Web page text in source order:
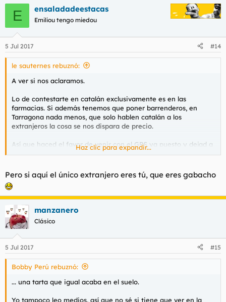
E ensaladadeestacas
Emiliou tengo miedou
5 Jul 2017 #14
le sauternes rebuznó:
A ver si nos aclaramos.
Lo de contestarte en catalán exclusivamente es en las
farmacias. Si además tenemos que poner barrenderos, en
Tarragona nada menos, que solo hablen catalán a los
extranjeros la cosa se nos dispara de precio.
Así que haced el favor de venir con el GPS ya puesto y dejad a
los barrenderos tranquilos, que no es cuestión de inventarse
Haz clic para expandir...
Pero si aquí el único extranjero eres tú, que eres gabacho
manzanero
Clásico
5 Jul 2017 #15
Bobby Perú rebuznó:
... una tarta que igual acaba en el suelo.
Yo tampoco leo medios, así que no sé si tiene que ver en la